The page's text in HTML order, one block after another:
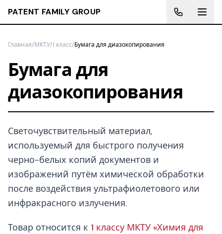
PATENT FAMILY GROUP
Главная/МКТУ/1 класс/Бумага для диазокопирования
Бумага для
диазокопирования
Светочувствительный материал,
используемый для быстрого получения
черно-белых копий документов и
изображений путём химической обработки
после воздействия ультрафиолетового или
инфракрасного излучения.
Товар относится к 1 классу МКТУ «Химия для